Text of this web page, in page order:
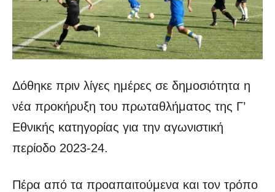
Δόθηκε πριν λίγες ημέρες σε δημοσιότητα η
νέα προκήρυξη του πρωταθλήματος της Γ’
Εθνικής κατηγορίας για την αγωνιστική
περίοδο 2023-24.
Πέρα από τα προαπαιτούμενα και τον τρόπο